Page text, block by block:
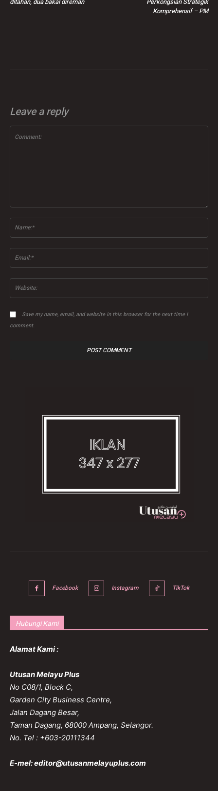
Komprehensif – PM
Leave a reply
Save my name, email, and website in this browser for the next time I
comment.
Facebook Instagram TikTok
Hubungi Kami
Alamat Kami :
Utusan Melayu Plus
No C08/1, Block C,
Garden City Business Centre,
Jalan Dagang Besar,
Taman Dagang, 68000 Ampang, Selangor.
No. Tel : +603-20111344
E-mel:editor@utusanmelayuplus.com